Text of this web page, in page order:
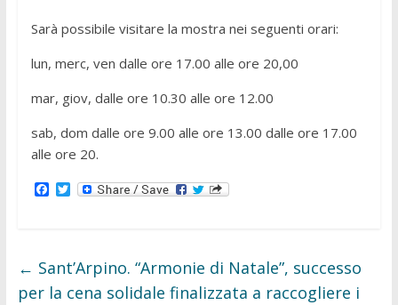
Sarà possibile visitare la mostra nei seguenti orari:
lun, merc, ven dalle ore 17.00 alle ore 20,00
mar, giov, dalle ore 10.30 alle ore 12.00
sab, dom dalle ore 9.00 alle ore 13.00 dalle ore 17.00
alle ore 20.
F
o
o
k
T
e
r
← Sant’Arpino. “Armonie di Natale”, successo
per la cena solidale finalizzata a raccogliere i